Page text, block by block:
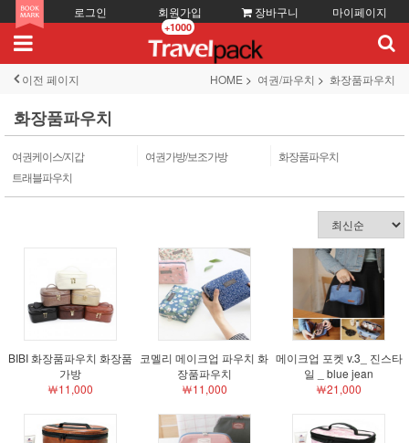
로그인 회원가입
+1000
장바구니 마이페이지
이전 페이지 HOME 여권/파우치 화장품파우치
화장품파우치
여권케이스/지갑 여권가방/보조가방
화장품파우치
트래블파우치
BIBI 화장품파우치 화장품
가방
￦11,000
코멜리 메이크업 파우치 화
장품파우치
￦11,000
메이크업 포켓 v.3_ 진스타
일 _ blue jean
￦21,000